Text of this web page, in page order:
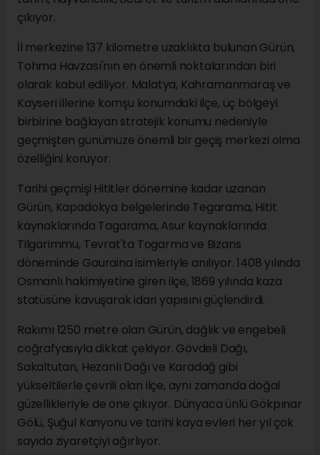
çıkıyor.
İl merkezine 137 kilometre uzaklıkta bulunan Gürün,
Tohma Havzası'nın en önemli noktalarından biri
olarak kabul ediliyor. Malatya, Kahramanmaraş ve
Kayseri illerine komşu konumdaki ilçe, üç bölgeyi
birbirine bağlayan stratejik konumu nedeniyle
geçmişten günümüze önemli bir geçiş merkezi olma
özelliğini koruyor.
Tarihi geçmişi Hititler dönemine kadar uzanan
Gürün, Kapadokya belgelerinde Tegarama, Hitit
kaynaklarında Tagarama, Asur kaynaklarında
Tilgarimmu, Tevrat'ta Togarma ve Bizans
döneminde Gauraina isimleriyle anılıyor. 1408 yılında
Osmanlı hakimiyetine giren ilçe, 1869 yılında kaza
statüsüne kavuşarak idari yapısını güçlendirdi.
Rakımı 1250 metre olan Gürün, dağlık ve engebeli
coğrafyasıyla dikkat çekiyor. Gövdeli Dağı,
Sakaltutan, Hezanlı Dağı ve Karadağ gibi
yükseltilerle çevrili olan ilçe, aynı zamanda doğal
güzellikleriyle de öne çıkıyor. Dünyaca ünlü Gökpınar
Gölü, Şuğul Kanyonu ve tarihi kaya evleri her yıl çok
sayıda ziyaretçiyi ağırlıyor.